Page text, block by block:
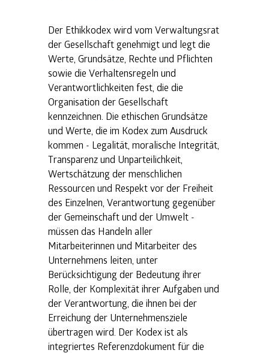
Der Ethikkodex wird vom Verwaltungsrat
der Gesellschaft genehmigt und legt die
Werte, Grundsätze, Rechte und Pflichten
sowie die Verhaltensregeln und
Verantwortlichkeiten fest, die die
Organisation der Gesellschaft
kennzeichnen. Die ethischen Grundsätze
und Werte, die im Kodex zum Ausdruck
kommen - Legalität, moralische Integrität,
Transparenz und Unparteilichkeit,
Wertschätzung der menschlichen
Ressourcen und Respekt vor der Freiheit
des Einzelnen, Verantwortung gegenüber
der Gemeinschaft und der Umwelt -
müssen das Handeln aller
Mitarbeiterinnen und Mitarbeiter des
Unternehmens leiten, unter
Berücksichtigung der Bedeutung ihrer
Rolle, der Komplexität ihrer Aufgaben und
der Verantwortung, die ihnen bei der
Erreichung der Unternehmensziele
übertragen wird. Der Kodex ist als
integriertes Referenzdokument für die